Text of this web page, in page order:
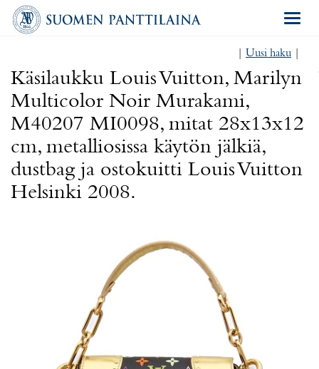
Uusi haku
Käsilaukku Louis Vuitton, Marilyn
Multicolor Noir Murakami,
M40207 MI0098, mitat 28x13x12
cm, metalliosissa käytön jälkiä,
dustbag ja ostokuitti Louis Vuitton
Helsinki 2008.